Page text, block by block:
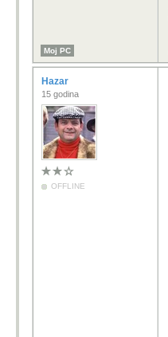
Moj PC
Hazar
15 godina
OFFLINE